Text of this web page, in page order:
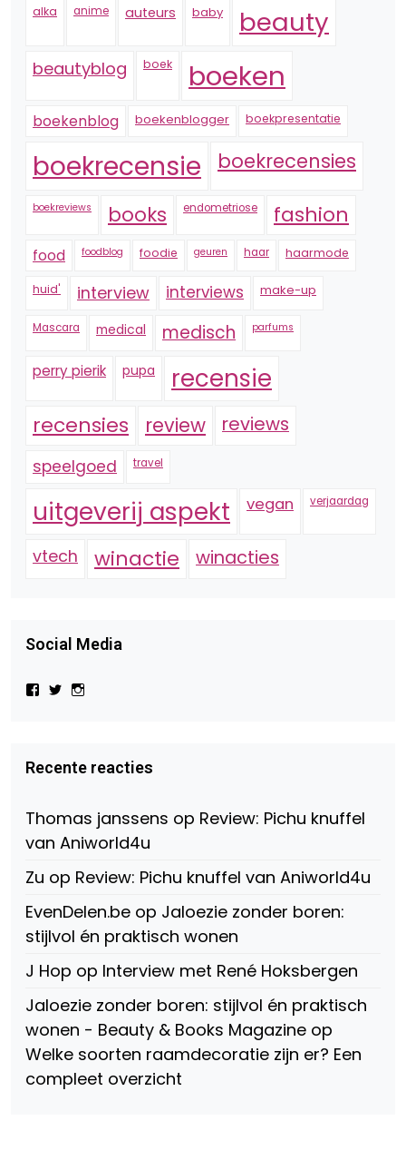
alka anime auteurs baby beauty
beautyblog boek boeken
boekenblog boekenblogger boekpresentatie
boekrecensie boekrecensies
boekreviews books endometriose fashion
food foodblog foodie geuren haar haarmode
huid' interview interviews make-up
Mascara medical medisch parfums
perry pierik pupa recensie
recensies review reviews
speelgoed travel
uitgeverij aspekt vegan verjaardag
vtech winactie winacties
Social Media
Bekijk
Beauty-
147775071915783/?
Facebook
Bekijk
op
Twitter
op
Instagram
Recente reacties
Thomas janssens op Review: Pichu knuffel
van Aniworld4u
Zu op Review: Pichu knuffel van Aniworld4u
EvenDelen.be op Jaloezie zonder boren:
stijlvol én praktisch wonen
J Hop op Interview met René Hoksbergen
Jaloezie zonder boren: stijlvol én praktisch
wonen - Beauty & Books Magazine op
Welke soorten raamdecoratie zijn er? Een
compleet overzicht